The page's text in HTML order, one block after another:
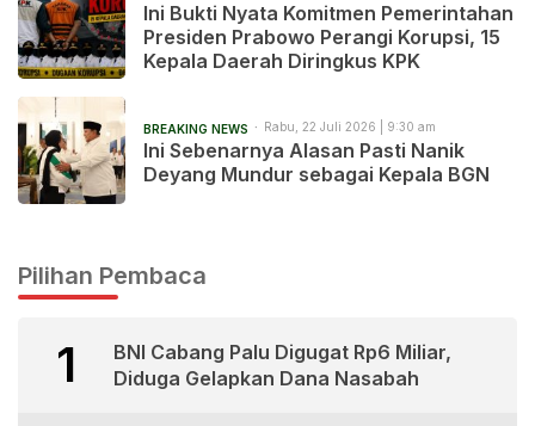
Ini Bukti Nyata Komitmen Pemerintahan
Presiden Prabowo Perangi Korupsi, 15
Kepala Daerah Diringkus KPK
BREAKING NEWS Rabu, 22 Juli 2026 | 9:30 am
Ini Sebenarnya Alasan Pasti Nanik
Deyang Mundur sebagai Kepala BGN
Pilihan Pembaca
1
BNI Cabang Palu Digugat Rp6 Miliar,
Diduga Gelapkan Dana Nasabah